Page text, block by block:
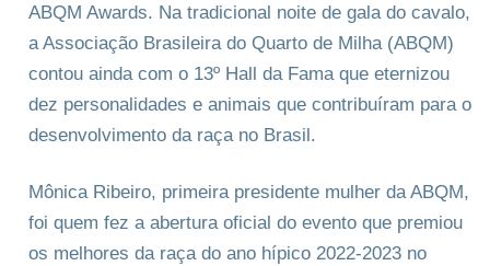
ABQM Awards. Na tradicional noite de gala do cavalo,
a Associação Brasileira do Quarto de Milha (ABQM)
contou ainda com o 13º Hall da Fama que eternizou
dez personalidades e animais que contribuíram para o
desenvolvimento da raça no Brasil.
Mônica Ribeiro, primeira presidente mulher da ABQM,
foi quem fez a abertura oficial do evento que premiou
os melhores da raça do ano hípico 2022-2023 no